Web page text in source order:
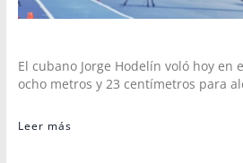
El cubano Jorge Hodelín voló hoy en
ocho metros y 23 centímetros para
Leer más